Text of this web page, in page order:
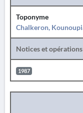
Toponyme
Chalkeron,
Notices et
1987